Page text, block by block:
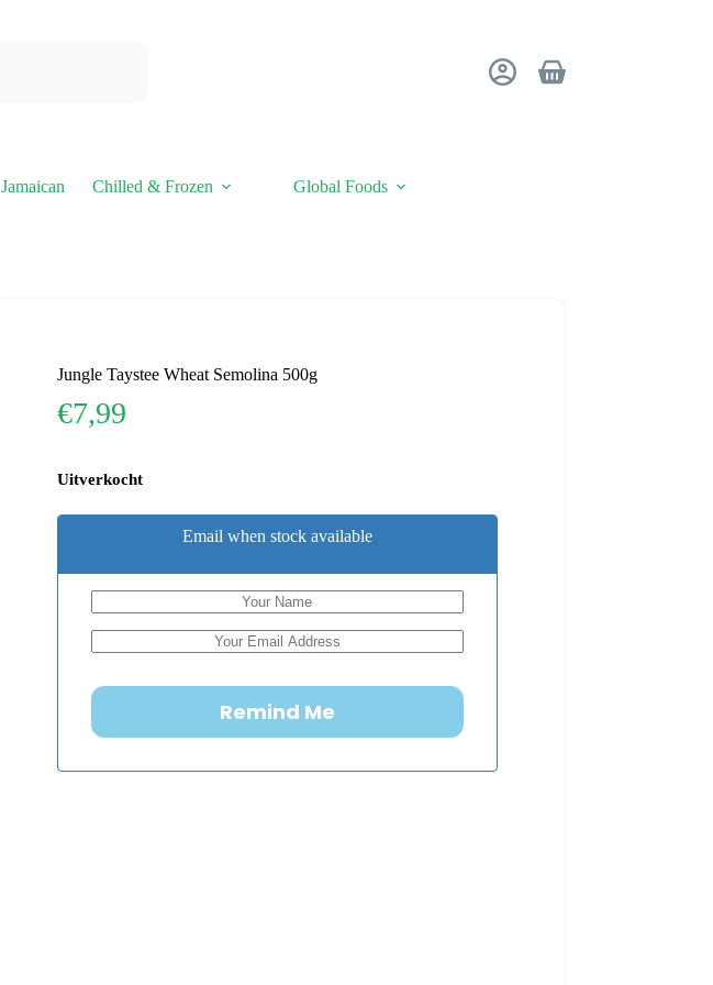
Winkelwagen
Jamaican Chilled & Frozen Global Foods
Jungle Taystee Wheat Semolina 500g
€7,99
Uitverkocht
Email when stock available